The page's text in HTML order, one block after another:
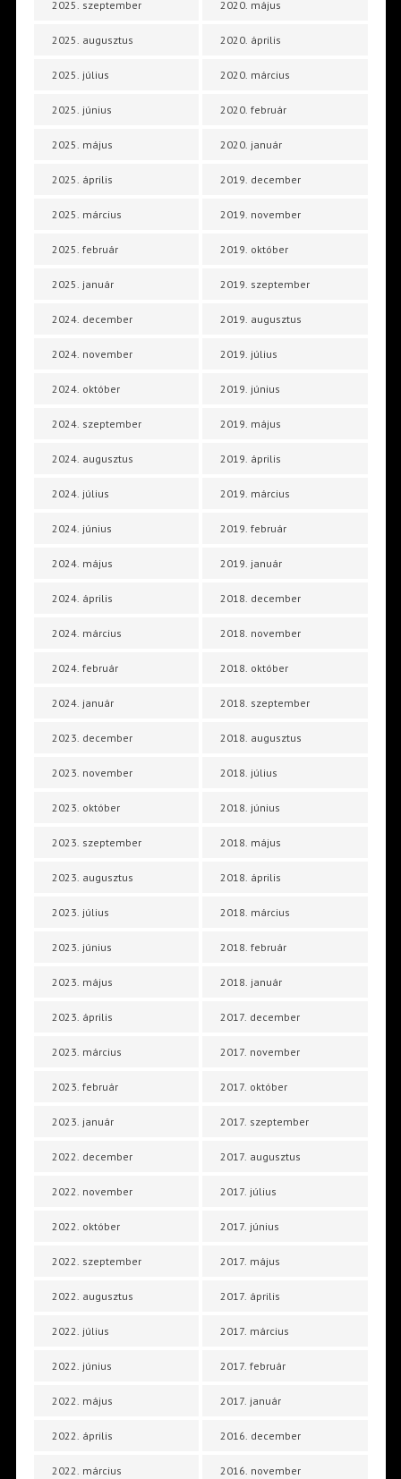
2025. szeptember
2025. augusztus
2025. július
2025. június
2025. május
2025. április
2025. március
2025. február
2025. január
2024. december
2024. november
2024. október
2024. szeptember
2024. augusztus
2024. július
2024. június
2024. május
2024. április
2024. március
2024. február
2024. január
2023. december
2023. november
2023. október
2023. szeptember
2023. augusztus
2023. július
2023. június
2023. május
2023. április
2023. március
2023. február
2023. január
2022. december
2022. november
2022. október
2022. szeptember
2022. augusztus
2022. július
2022. június
2022. május
2022. április
2022. március
2020. május
2020. április
2020. március
2020. február
2020. január
2019. december
2019. november
2019. október
2019. szeptember
2019. augusztus
2019. július
2019. június
2019. május
2019. április
2019. március
2019. február
2019. január
2018. december
2018. november
2018. október
2018. szeptember
2018. augusztus
2018. július
2018. június
2018. május
2018. április
2018. március
2018. február
2018. január
2017. december
2017. november
2017. október
2017. szeptember
2017. augusztus
2017. július
2017. június
2017. május
2017. április
2017. március
2017. február
2017. január
2016. december
2016. november